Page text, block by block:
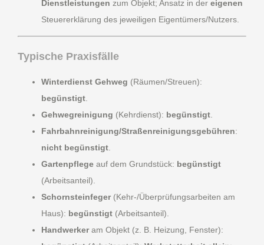
Dienstleistungen zum Objekt; Ansatz in der eigenen
Steuererklärung des jeweiligen Eigentümers/Nutzers.
Typische Praxisfälle
Winterdienst Gehweg (Räumen/Streuen):
begünstigt.
Gehwegreinigung (Kehrdienst): begünstigt.
Fahrbahnreinigung/Straßenreinigungsgebühren:
nicht begünstigt.
Gartenpflege auf dem Grundstück: begünstigt
(Arbeitsanteil).
Schornsteinfeger(Kehr-/Überprüfungsarbeiten am
Haus): begünstigt (Arbeitsanteil).
Handwerkeram Objekt (z. B. Heizung, Fenster):